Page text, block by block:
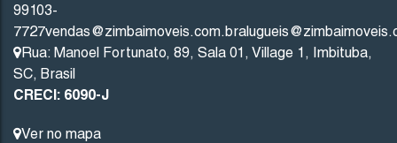
99103-
7727vendas@zimbaimoveis.com.br
Rua: Manoel Fortunato, 89, Sala 01 , Village 1 , Imbituba,
SC, Brasil
CRECI: 6090-J
Ver no mapa